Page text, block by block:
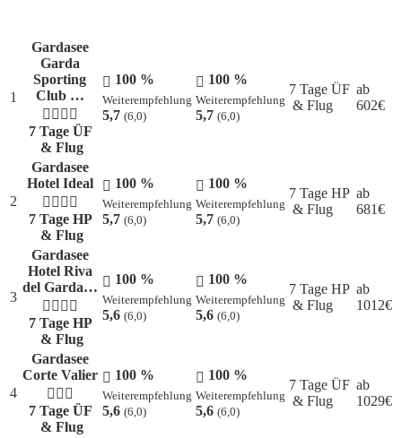
1
Gardasee
Garda
Sporting
Club …
7 Tage ÜF
& Flug
100 %
Weiterempfehlung
5,7 (6,0)
100 %
Weiterempfehlung
5,7 (6,0)
7 Tage ÜF
& Flug
ab
602€
2
Gardasee
Hotel Ideal
7 Tage HP
& Flug
100 %
Weiterempfehlung
5,7 (6,0)
100 %
Weiterempfehlung
5,7 (6,0)
7 Tage HP
& Flug
ab
681€
3
Gardasee
Hotel Riva
del Garda…
7 Tage HP
& Flug
100 %
Weiterempfehlung
5,6 (6,0)
100 %
Weiterempfehlung
5,6 (6,0)
7 Tage HP
& Flug
ab
1012€
4
Gardasee
Corte Valier
7 Tage ÜF
& Flug
100 %
Weiterempfehlung
5,6 (6,0)
100 %
Weiterempfehlung
5,6 (6,0)
7 Tage ÜF
& Flug
ab
1029€